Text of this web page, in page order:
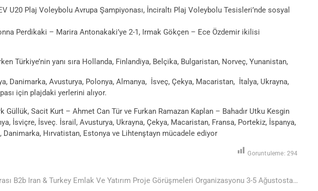
U20 Plaj Voleybolu Avrupa Şampiyonası, İnciraltı Plaj Voleybolu Tesisleri’nde sosyal
Perdikaki – Marira Antonakaki’ye 2-1, Irmak Gökçen – Ece Özdemir ikilisi
Türkiye’nin yanı sıra Hollanda, Finlandiya, Belçika, Bulgaristan, Norveç, Yunanistan,
Danimarka, Avusturya, Polonya, Almanya, İsveç, Çekya, Macaristan, İtalya, Ukrayna,
için plajdaki yerlerini alıyor.
Sacit Kurt – Ahmet Can Tür ve Furkan Ramazan Kaplan – Bahadır Utku Kesgin
İsviçre, İsveç. İsrail, Avusturya, Ukrayna, Çekya, Macaristan, Fransa, Portekiz, İspanya,
Danimarka, Hırvatistan, Estonya ve Lihtenştayn mücadele ediyor
Goruntuleme: 294
B2b Iran & Turkey Emlak Ve Yatırım Proje Görüşmeleri Organizasyonu 3-5 Ağustosta…